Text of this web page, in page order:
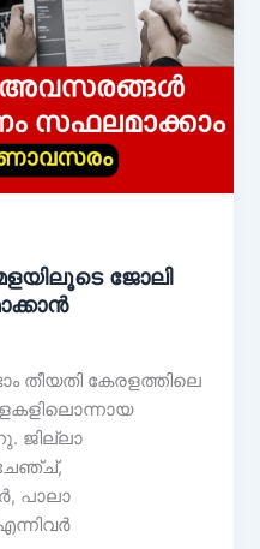
ജോലി
തീയതി കേരളത്തിലെ
ജില്ലാ
പാലാ